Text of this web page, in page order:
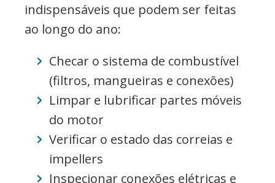
indispensáveis que podem ser feitas
ao longo do ano:
Checar o sistema de combustível
(filtros, mangueiras e conexões)
Limpar e lubrificar partes móveis
do motor
Verificar o estado das correias e
impellers
Inspecionar conexões elétricas e